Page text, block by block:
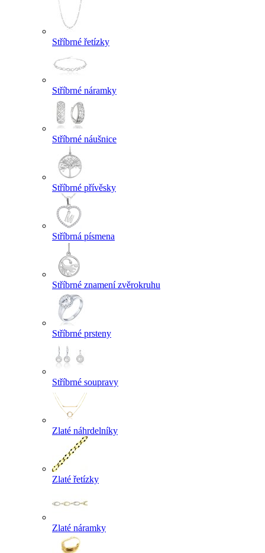
Stříbrné řetízky
Stříbrné náramky
Stříbrné náušnice
Stříbrné přívěsky
Stříbrná písmena
Stříbrné znamení zvěrokruhu
Stříbrné prsteny
Stříbrné soupravy
Zlaté náhrdelníky
Zlaté řetízky
Zlaté náramky